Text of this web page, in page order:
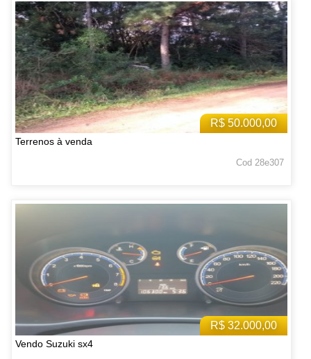
R$ 50.000,00
Terrenos à venda
Cod 28e307
R$ 32.000,00
Vendo Suzuki sx4